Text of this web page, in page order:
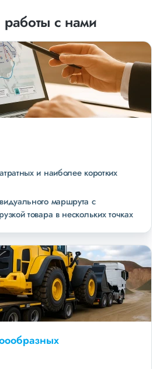
с нами
и наиболее коротких
маршрута с
товара в нескольких точках